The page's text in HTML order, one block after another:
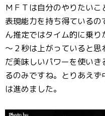
ＭＦＴは自分のやりたい
表現能力を持ち得ている
ん推定ではタイム的に乗り
～２秒は上がっていると
だ美味しいパワーを使い
るのみですね。とりあえ
は進めました。